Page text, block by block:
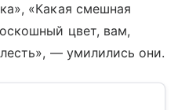
«Какая смешная
цвет, вам,
— умилились они.